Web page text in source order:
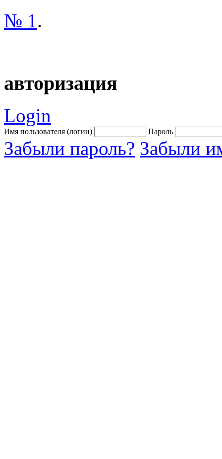
№ 1.
авторизация
Login
Имя пользователя (логин) Пароль
Забыли пароль? Забыли